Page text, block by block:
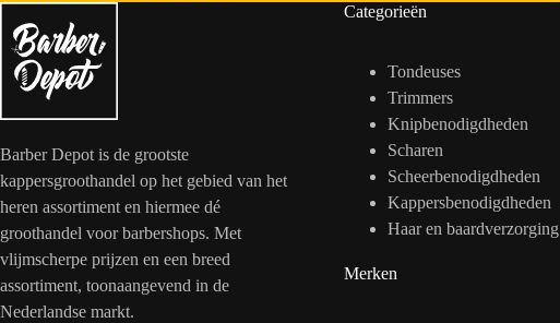
Barber Depot is de grootste
kappersgroothandel op het gebied van het
heren assortiment en hiermee dé
groothandel voor barbershops. Met
vlijmscherpe prijzen en een breed
assortiment, toonaangevend in de
Nederlandse markt.
Categorieën
Tondeuses
Trimmers
Knipbenodigdheden
Scharen
Scheerbenodigdheden
Kappersbenodigdheden
Haar en baardverzorging
Merken